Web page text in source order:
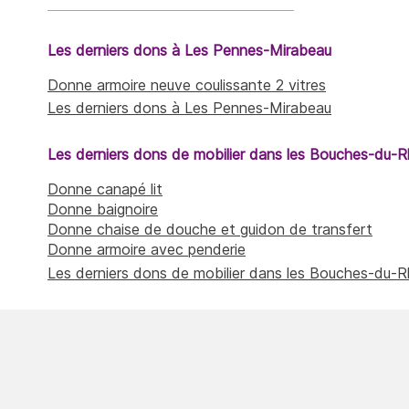
Les derniers dons à Les Pennes-Mirabeau
Donne armoire neuve coulissante 2 vitres
Les derniers dons à Les Pennes-Mirabeau
Les derniers dons de mobilier dans les Bouches-du-
Donne canapé lit
Donne baignoire
Donne chaise de douche et guidon de transfert
Donne armoire avec penderie
Les derniers dons de mobilier dans les Bouches-du-